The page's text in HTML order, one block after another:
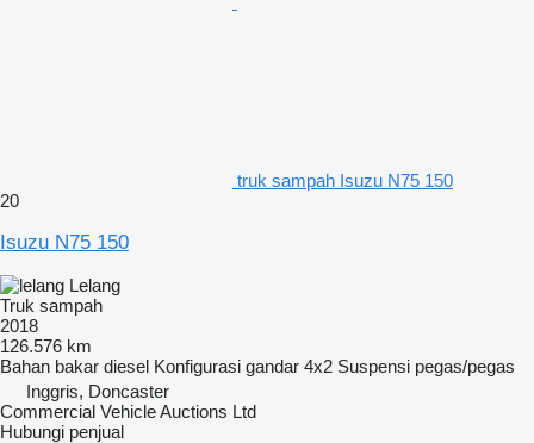
truk sampah Isuzu N75 150
20
Isuzu N75 150
Lelang
Truk sampah
2018
126.576 km
Bahan bakar diesel Konfigurasi gandar 4x2 Suspensi pegas/pegas
Inggris, Doncaster
Commercial Vehicle Auctions Ltd
Hubungi penjual